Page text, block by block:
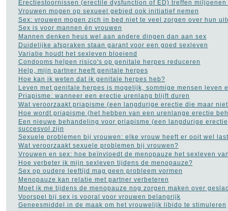
Bloed in de stoelgang(3)
Borderline(31)
Borstkanker(69)
Botox(5)
Cholesterol(22)
Chronisch
vermoeidheidssyndroom
CVS(10)
Constipatie(30)
Darmkanker(35)
Depressie(101)
Diabetes(51)
Dieet(302)
Drugs(82)
Dyslexie(20)
Epilepsie(33)
Fibromyalgie(73)
Gezond leven(14)
Gezonde voeding(21)
Gezondheid A tot Z(204)
Gilles de la Tourette(2)
Glaucoom(11)
Griep(115)
Haaruitval(29)
Hart- en vaatziekten(116)
Erectiestoornissen (erectile dysfunction of ED) treffen miljoenen
Vrouwen mogen op sexueel gebied ook initiatief nemen
Sex: vrouwen mogen zich in bed niet te veel zorgen over hun
Sex is voor mannen én vrouwen
Mannen denken heus wel aan andere dingen dan aan sex
Duidelijke afspraken staan garant voor een goed sexleven
Variatie houdt het sexleven bloeiend
Condooms helpen risico's op genitale herpes reduceren
Help, mijn partner heeft genitale herpes
Hoe kan ik weten dat ik genitale herpes heb?
Leven met genitale herpes is mogelijk, sommige mensen leven
Priapisme: wanneer een erectie urenlang blijft duren
Wat veroorzaakt priapisme (een langdurige erectie die maar
Hoe wordt priapisme (het hebben van een urenlange erectie
Een nieuwe behandeling voor priapisme (een langdurige
succesvol zijn
Sexuele problemen bij vrouwen: elke vrouw heeft er ooit wel
Wat veroorzaakt sexuele problemen bij vrouwen?
Vrouwen en sex: hoe beïnvloedt de menopauze het sexleven
Hoe verbeter ik mijn sexleven tijdens de menopauze?
Sex op oudere leeftijd mag geen probleem vormen
Menopauze kan relatie met partner verbeteren
Moet ik me tijdens de menopauze nog zorgen maken over
Voorspel bij sex is vooral voor vrouwen belangrijk
Geneesmiddel in de maak om het vrouwelijk libido te stimuleren